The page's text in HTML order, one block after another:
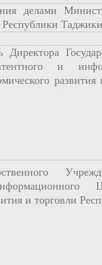
делами
Республики
Директора
и
и торговли